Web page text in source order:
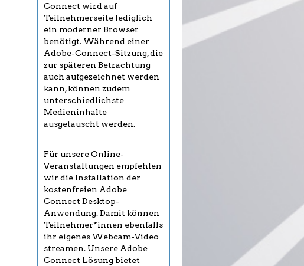
Connect wird auf
Teilnehmerseite lediglich
ein moderner Browser
benötigt. Während einer
Adobe-Connect-Sitzung, die
zur späteren Betrachtung
auch aufgezeichnet werden
kann, können zudem
unterschiedlichste
Medieninhalte
ausgetauscht werden.
Für unsere Online-
Veranstaltungen empfehlen
wir die Installation der
kostenfreien Adobe
Connect Desktop-
Anwendung. Damit können
Teilnehmer*innen ebenfalls
ihr eigenes Webcam-Video
streamen. Unsere Adobe
Connect Lösung bietet